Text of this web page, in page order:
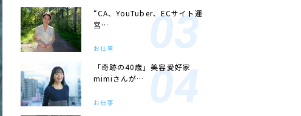
“CA、YouTuber、ECサイト運
営…
お仕事
「奇跡の40歳」美容愛好家
mimiさんが…
お仕事